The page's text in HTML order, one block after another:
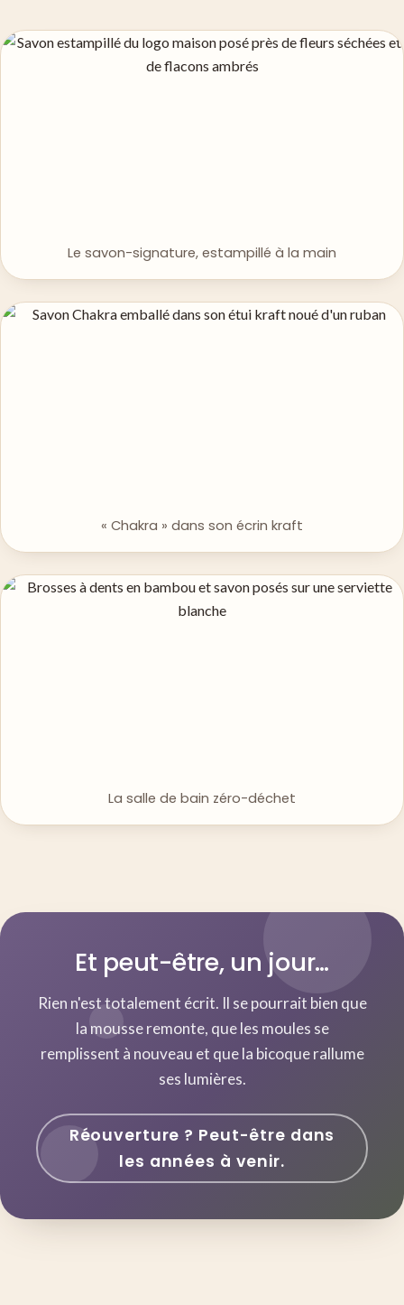
Le savon-signature, estampillé à la main
« Chakra » dans son écrin kraft
La salle de bain zéro-déchet
Et peut-être, un jour…
Rien n'est totalement écrit. Il se pourrait bien que
la mousse remonte, que les moules se
remplissent à nouveau et que la bicoque rallume
ses lumières.
Réouverture ? Peut-être dans
les années à venir.